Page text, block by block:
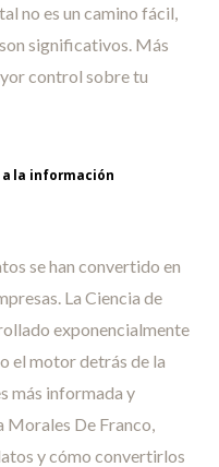
no es un camino fácil,
significativos. Más
control sobre tu
la información
se han convertido en
La Ciencia de
exponencialmente
el motor detrás de la
más informada y
Morales De Franco,
y cómo convertirlos